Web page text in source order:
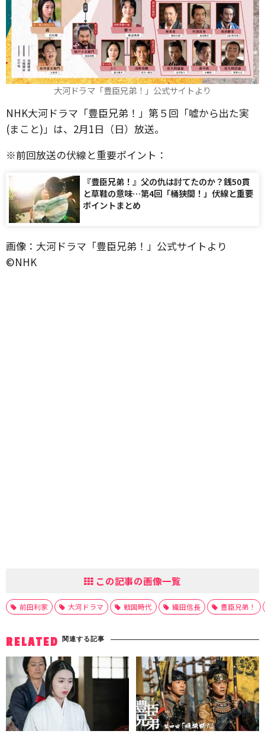
大河ドラマ「豊臣兄弟！」公式サイトより
NHK大河ドラマ「豊臣兄弟！」第５回「嘘から出た実
(まこと)」は、2月1日（日）放送。
※前回放送の伏線と重要ポイント：
『豊臣兄弟！』父の仇は討てたのか？銭50貫
と草鞋の意味…第4回「桶狭間！」伏線と重要
ポイントまとめ
画像：大河ドラマ「豊臣兄弟！」公式サイトより
©️NHK
この記事の画像一覧
前田利家 大河ドラマ 戦国時代 織田信長 豊臣兄弟！
RELATED 関連する記事